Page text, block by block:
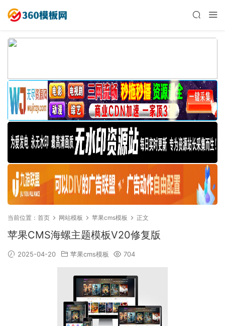
当前位置： 首页 网站模板 苹果cms模板 正文
苹果CMS海螺主题模板V20修复版
2025-04-20 苹果cms模板 704